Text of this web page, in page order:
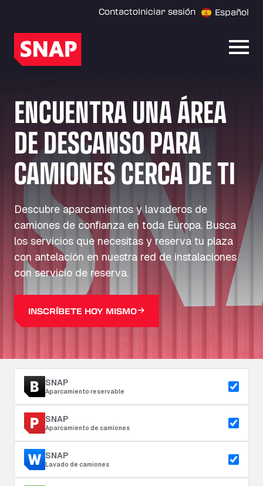
ContactoIniciar sesión Español
ENCUENTRA UNA ÁREA
DE DESCANSO PARA
CAMIONES CERCA DE TI
Descubre aparcamientos y lavaderos de
camiones de confianza en toda Europa. Busca
los servicios que necesitas y reserva tu plaza
con antelación en nuestra red de instalaciones
con servicio de reserva.
INSCRÍBETE HOY MISMO
SNAP
Aparcamiento reservable
SNAP
Aparcamiento de camiones
SNAP
Lavado de camiones